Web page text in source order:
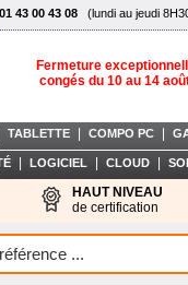
01 43 00 43 08 (lundi au jeudi
Fermeture
congés du 10 au 14
TABLETTE COMPO PC
LOGICIEL CLOUD
HAUT NIVEAU
de certification